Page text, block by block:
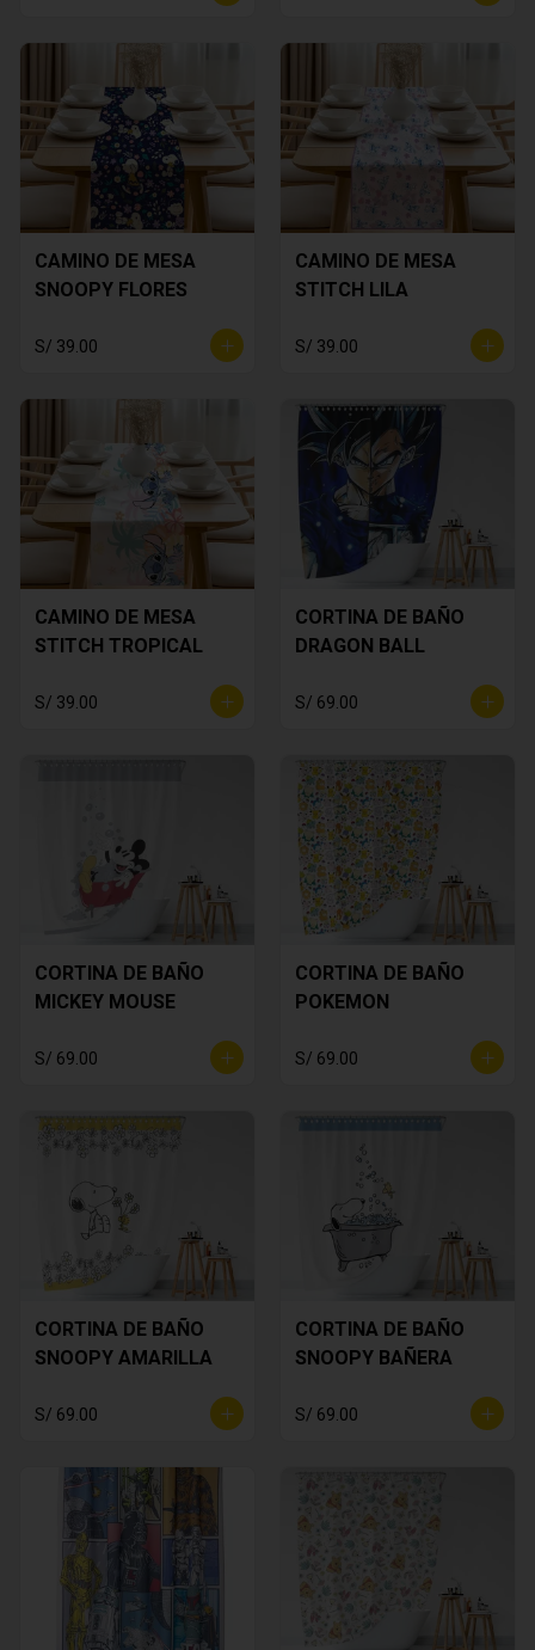
CAMINO DE MESA
SNOOPY FLORES
S/ 39.00
CAMINO DE MESA
STITCH LILA
S/ 39.00
CAMINO DE MESA
STITCH TROPICAL
S/ 39.00
CORTINA DE BAÑO
DRAGON BALL
S/ 69.00
CORTINA DE BAÑO
MICKEY MOUSE
S/ 69.00
CORTINA DE BAÑO
POKEMON
S/ 69.00
CORTINA DE BAÑO
SNOOPY AMARILLA
S/ 69.00
CORTINA DE BAÑO
SNOOPY BAÑERA
S/ 69.00